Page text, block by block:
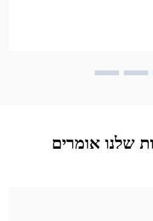
שלנו אומרים